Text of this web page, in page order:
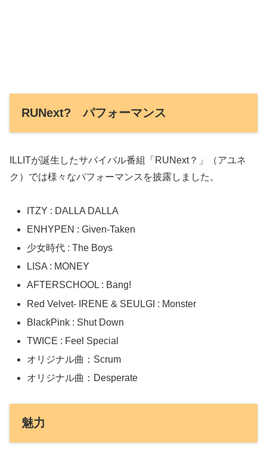
RUNext? パフォーマンス
ILLITが誕生したサバイバル番組「RUNext？」（アユネ
ク）では様々なパフォーマンスを披露しました。
ITZY : DALLA DALLA
ENHYPEN : Given-Taken
少女時代 : The Boys
LISA : MONEY
AFTERSCHOOL : Bang!
Red Velvet- IRENE & SEULGI : Monster
BlackPink : Shut Down
TWICE : Feel Special
オリジナル曲：Scrum
オリジナル曲：Desperate
魅力